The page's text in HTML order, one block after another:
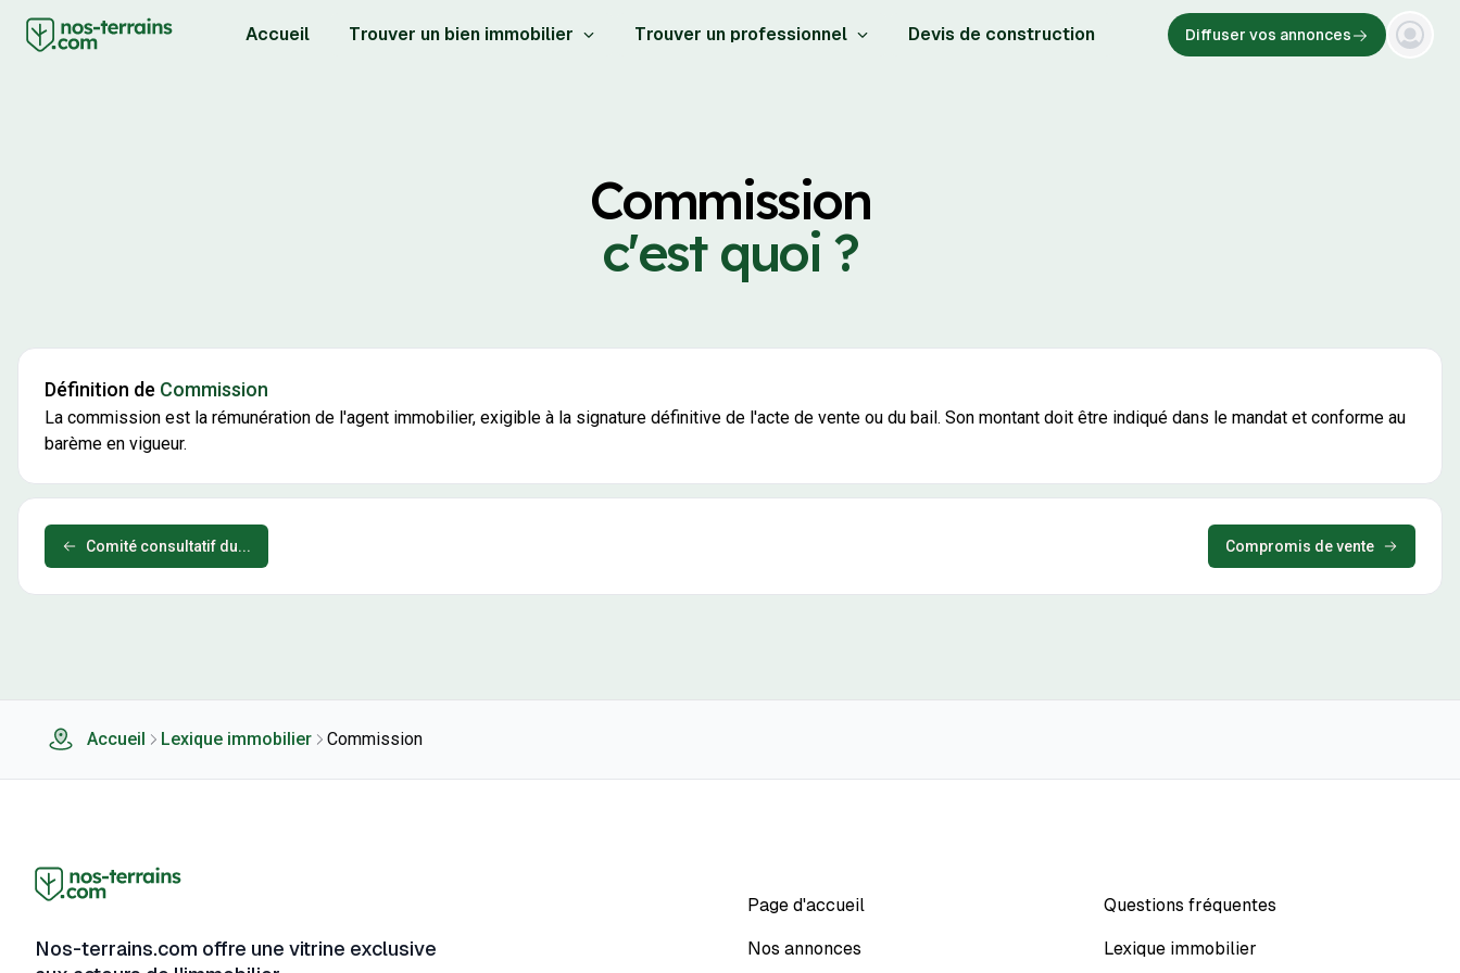
Accueil Trouver un bien immobilier Trouver un professionnel Devis de construction Diffuser vos annonces
Commission
c'est quoi ?
Définition de Commission
La commission est la rémunération de l'agent immobilier, exigible à la signature définitive de l'acte de vente ou du bail. Son montant doit être indiqué dans le mandat et conforme au
barème en vigueur.
Comité consultatif du... Compromis de vente
Accueil Lexique immobilier Commission
Nos-terrains.com offre une vitrine exclusive
Page d'accueil
Nos annonces
Questions fréquentes
Lexique immobilier